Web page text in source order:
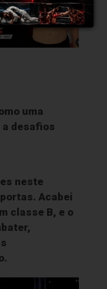
uma
desafios
neste
Acabei
classe B, e o